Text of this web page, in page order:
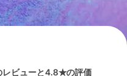
レビューと4.8★の評価